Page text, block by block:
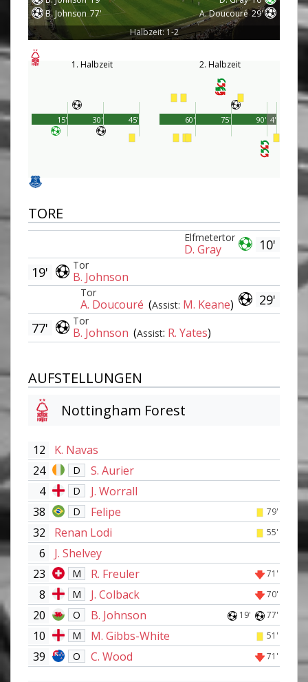
B. Johnson 77'
A. Doucouré 29'
Halbzeit: 1-2
1. Halbzeit
45'
15' 30'
2. Halbzeit
90'
60' 75' 4'
TORE
10'
Elfmetertor
D. Gray
Tor
B. Johnson
19'
29'
Tor
A. Doucouré (Assist: M. Keane)
Tor
B. Johnson (Assist: R. Yates)
77'
AUFSTELLUNGEN
Nottingham Forest
12
K. Navas
24
D
S. Aurier
4
D
J. Worrall
38
D Felipe 79'
32 Renan Lodi 55'
6
J. Shelvey
23
M R. Freuler 71'
8 M J. Colback 70'
20 O B. Johnson 19' 77'
10 M M. Gibbs-White 51'
39 O C. Wood 71'